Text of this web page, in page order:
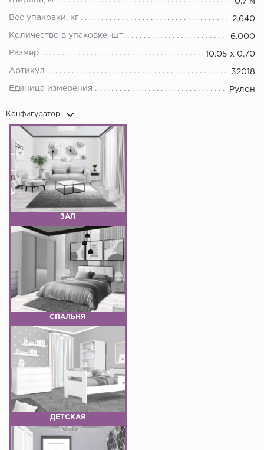
Вес упаковки, кг 2.640
Количество в упаковке, шт. 6.000
Размер 10.05 х 0.70
Артикул 32018
Единица измерения Рулон
Конфигуратор
ЗАЛ
СПАЛЬНЯ
ДЕТСКАЯ